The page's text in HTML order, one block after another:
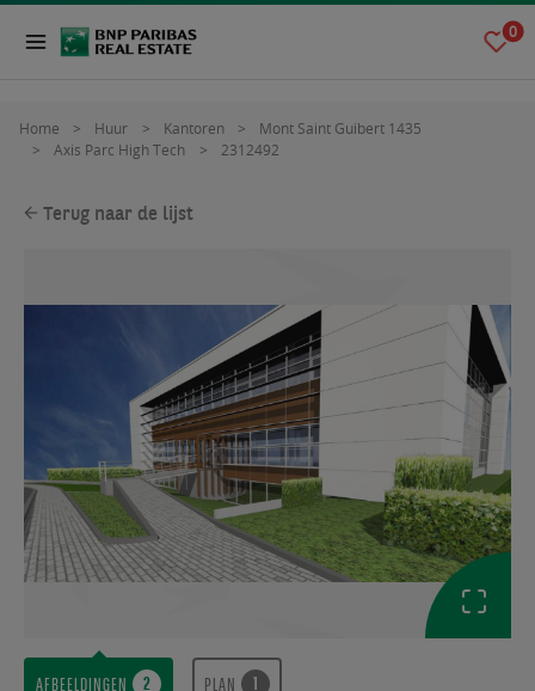
0
Home Huur Kantoren
Mont Saint Guibert 1435
Axis Parc High Tech
2312492
Terug naar de lijst
AFBEELDINGEN PLAN